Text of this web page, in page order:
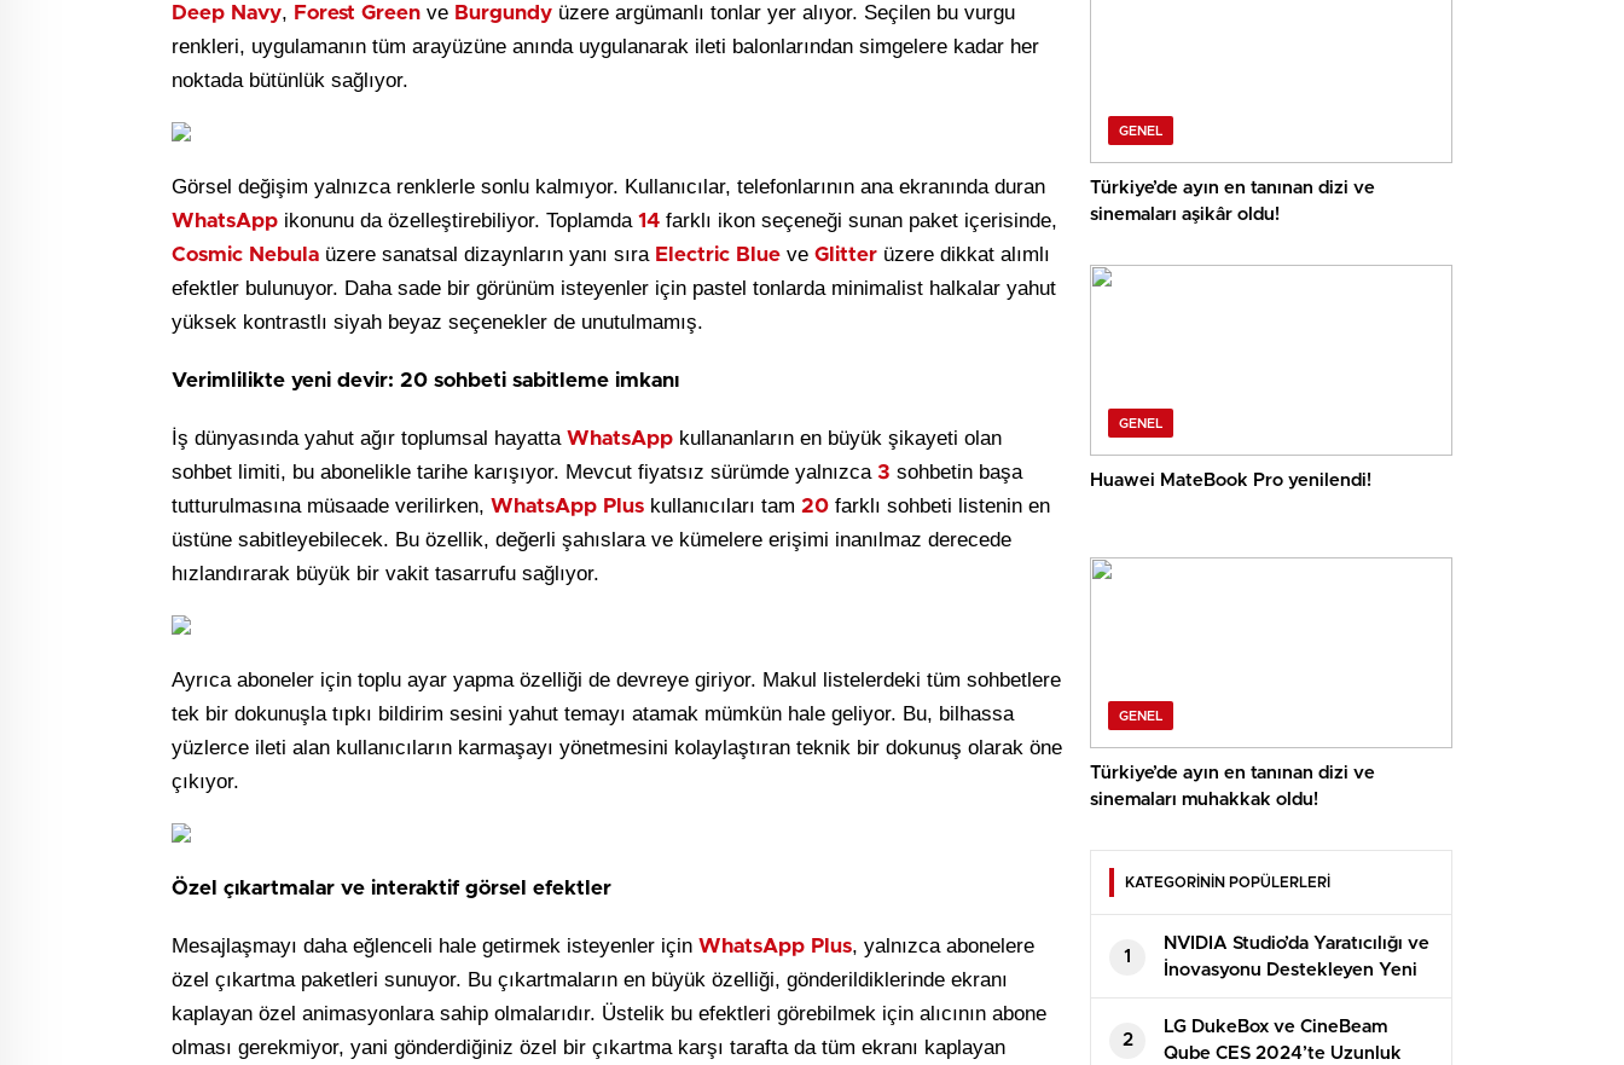
Deep Navy, Forest Green ve Burgundy üzere argümanlı tonlar yer alıyor. Seçilen bu vurgu
renkleri, uygulamanın tüm arayüzüne anında uygulanarak ileti balonlarından simgelere kadar her
noktada bütünlük sağlıyor.
Görsel değişim yalnızca renklerle sonlu kalmıyor. Kullanıcılar, telefonlarının ana ekranında duran
WhatsApp ikonunu da özelleştirebiliyor. Toplamda 14 farklı ikon seçeneği sunan paket içerisinde,
Cosmic Nebula üzere sanatsal dizaynların yanı sıra Electric Blue ve Glitter üzere dikkat alımlı
efektler bulunuyor. Daha sade bir görünüm isteyenler için pastel tonlarda minimalist halkalar yahut
yüksek kontrastlı siyah beyaz seçenekler de unutulmamış.
Verimlilikte yeni devir: 20 sohbeti sabitleme imkanı
İş dünyasında yahut ağır toplumsal hayatta WhatsApp kullananların en büyük şikayeti olan
sohbet limiti, bu abonelikle tarihe karışıyor. Mevcut fiyatsız sürümde yalnızca 3 sohbetin başa
tutturulmasına müsaade verilirken, WhatsApp Plus kullanıcıları tam 20 farklı sohbeti listenin en
üstüne sabitleyebilecek. Bu özellik, değerli şahıslara ve kümelere erişimi inanılmaz derecede
hızlandırarak büyük bir vakit tasarrufu sağlıyor.
Ayrıca aboneler için toplu ayar yapma özelliği de devreye giriyor. Makul listelerdeki tüm sohbetlere
tek bir dokunuşla tıpkı bildirim sesini yahut temayı atamak mümkün hale geliyor. Bu, bilhassa
yüzlerce ileti alan kullanıcıların karmaşayı yönetmesini kolaylaştıran teknik bir dokunuş olarak öne
çıkıyor.
Özel çıkartmalar ve interaktif görsel efektler
Mesajlaşmayı daha eğlenceli hale getirmek isteyenler için WhatsApp Plus, yalnızca abonelere
özel çıkartma paketleri sunuyor. Bu çıkartmaların en büyük özelliği, gönderildiklerinde ekranı
kaplayan özel animasyonlara sahip olmalarıdır. Üstelik bu efektleri görebilmek için alıcının abone
olması gerekmiyor, yani gönderdiğiniz özel bir çıkartma karşı tarafta da tüm ekranı kaplayan
GENEL
Türkiye’de ayın en tanınan dizi ve
sinemaları aşikâr oldu!
GENEL
Huawei MateBook Pro yenilendi!
GENEL
Türkiye’de ayın en tanınan dizi ve
sinemaları muhakkak oldu!
KATEGORİNİN POPÜLERLERİ
1
NVIDIA Studio’da Yaratıcılığı ve
İnovasyonu Destekleyen Yeni
Uygulamalar
2
LG DukeBox ve CineBeam
Qube CES 2024’te Uzunluk